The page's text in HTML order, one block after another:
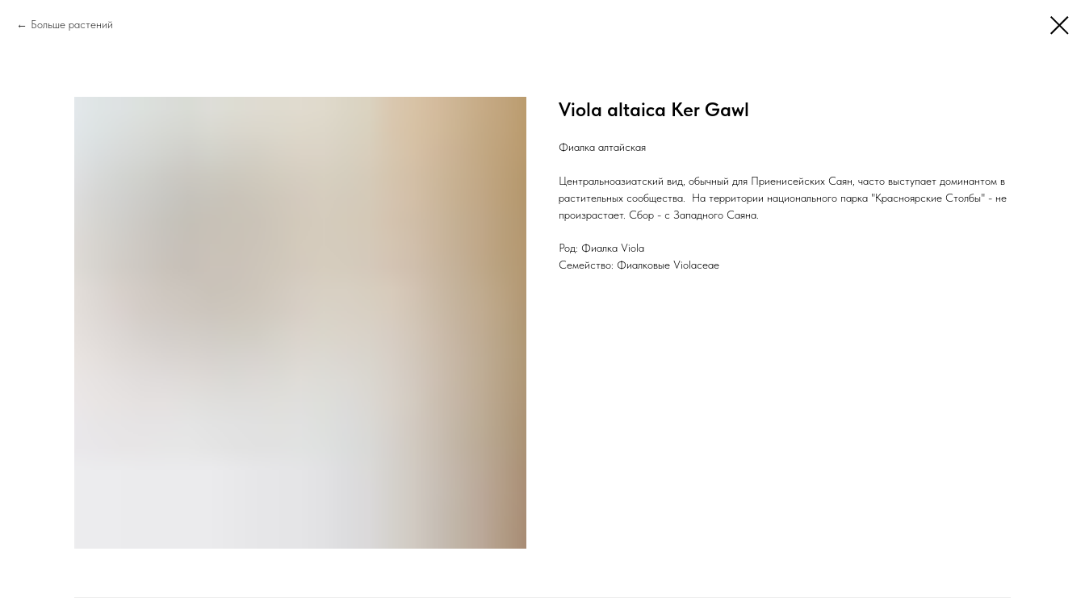
Больше растений
Viola altaica Ker Gawl
Фиалка алтайская
Центральноазиатский вид, обычный для Приенисейских Саян, часто выступает доминантом в
растительных сообщества. На территории национального парка "Красноярские Столбы" - не
произрастает. Сбор - с Западного Саяна.
Род: Фиалка Viola
Семейство: Фиалковые Violaceae